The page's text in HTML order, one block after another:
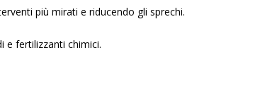
più mirati e riducendo gli sprechi.
e fertilizzanti chimici.